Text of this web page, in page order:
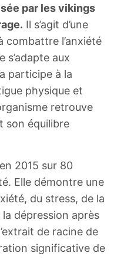
par les vikings
Il s’agit d’une
combattre l’anxiété
s’adapte aux
participe à la
physique et
retrouve
son équilibre
2015 sur 80
Elle démontre une
du stress, de la
dépression après
de racine de
significative de